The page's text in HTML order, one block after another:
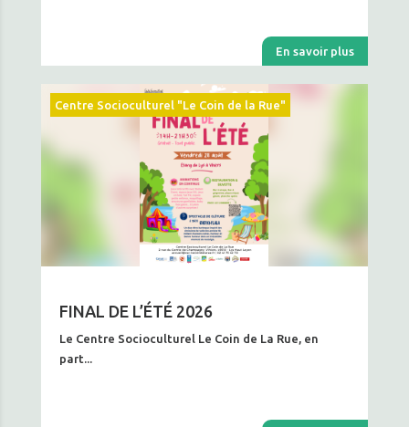
En savoir plus
FINAL DE L’ÉTÉ 2026
Le Centre Socioculturel Le Coin de La Rue, en
part...
Centre Socioculturel "Le Coin de la Rue"